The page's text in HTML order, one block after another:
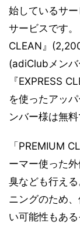
始しているサ
サービスです
CLEAN』
(adiClubメンバ
『EXPRESS
を使ったアッ
ンバー様は無料
「PREMIUM
ーマー使った
臭なども行え
ニングのため
い可能性もあ